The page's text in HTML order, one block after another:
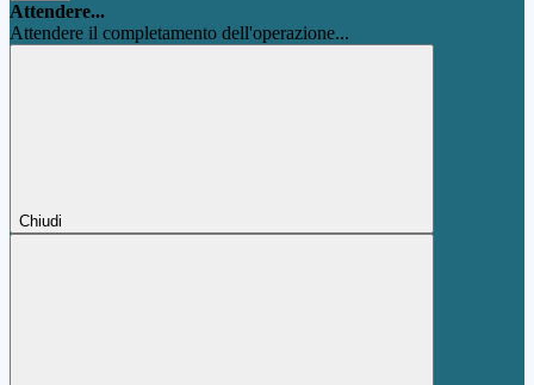
Attendere...
Attendere il completamento dell'operazione...
Chiudi